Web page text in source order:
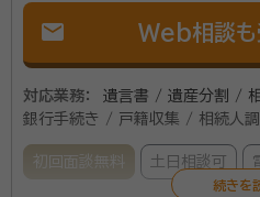
mail Web相談も
対応業務：
遺言書 / 遺産分割 /
銀行手続き / 戸籍収集 / 相続人
初回面談無料 土日相談可